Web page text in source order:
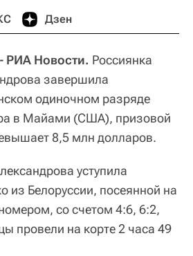
Дзен
РИА Новости. Россиянка
завершила
одиночном разряде
в Майами (США), призовой
8,5 млн долларов.
уступила
из Белоруссии, посеянной на
со счетом 4:6, 6:2,
провели на корте 2 часа 49